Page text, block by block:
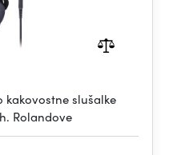
slušalke
Rolandove